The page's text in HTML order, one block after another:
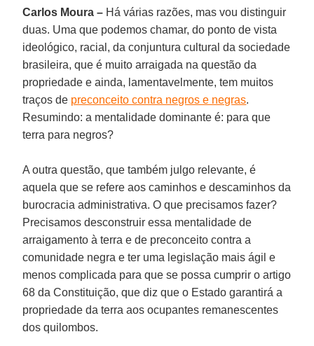
Carlos Moura – Há várias razões, mas vou distinguir
duas. Uma que podemos chamar, do ponto de vista
ideológico, racial, da conjuntura cultural da sociedade
brasileira, que é muito arraigada na questão da
propriedade e ainda, lamentavelmente, tem muitos
traços de preconceito contra negros e negras.
Resumindo: a mentalidade dominante é: para que
terra para negros?
A outra questão, que também julgo relevante, é
aquela que se refere aos caminhos e descaminhos da
burocracia administrativa. O que precisamos fazer?
Precisamos desconstruir essa mentalidade de
arraigamento à terra e de preconceito contra a
comunidade negra e ter uma legislação mais ágil e
menos complicada para que se possa cumprir o artigo
68 da Constituição, que diz que o Estado garantirá a
propriedade da terra aos ocupantes remanescentes
dos quilombos.